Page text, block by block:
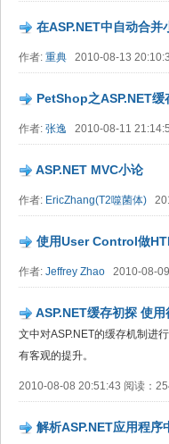
在ASP.NET中自动合
作者: 重典 2010-08-13
PetShop之ASP.NET缓
作者: 张逸 2010-08-11
ASP.NET MVC小论
作者: EricZhang(T2噬菌体)
使用User Control做
作者: Jeffrey Zhao 2010-08-
ASP.NET缓存初探 使
文中对ASP.NET的缓存机制进
有客观的提升。
2010-08-08 20:51:43 阅读：
解析ASP.NET应用程序